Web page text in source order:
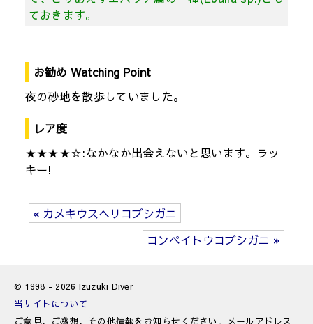
ておきます。
お勧め Watching Point
夜の砂地を散歩していました。
レア度
★★★★☆:なかなか出会えないと思います。ラッ
キー!
« カメキウスヘリコブシガニ
コンペイトウコブシガニ »
© 1998 - 2026 Izuzuki Diver
当サイトについて
ご意見、ご感想、その他情報をお知らせください。メールアドレス